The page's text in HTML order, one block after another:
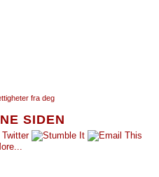
SIDEN
fra deg